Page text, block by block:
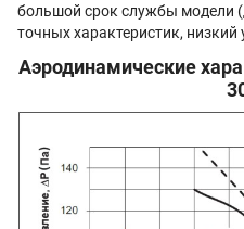
большой срок службы модели
точных характеристик,
Аэродинамические